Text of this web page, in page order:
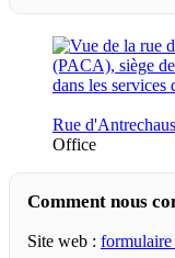
Rue
Office
Comment nous
Site web : formulaire